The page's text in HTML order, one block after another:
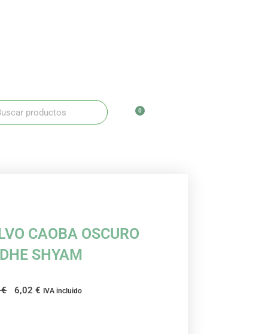
0
Carrito
CAOBA OSCURO
SHYAM
€
El
6,02€ El
IVA incluido